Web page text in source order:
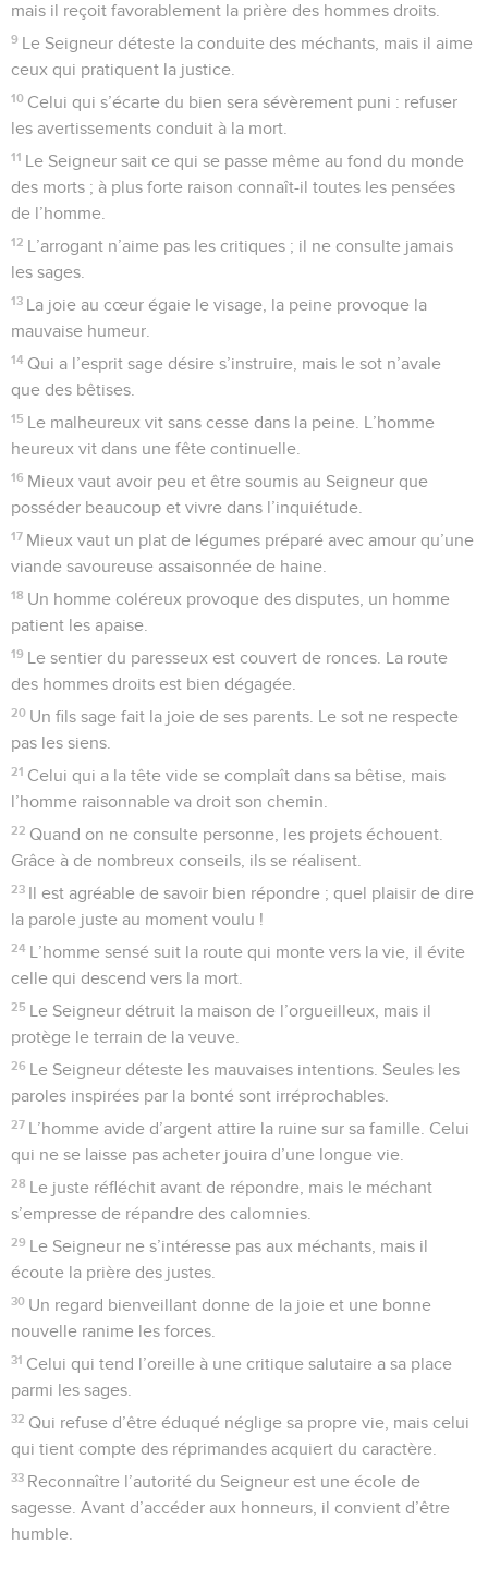
mais il reçoit favorablement la prière des hommes droits.
9 Le Seigneur déteste la conduite des méchants, mais il aime
ceux qui pratiquent la justice.
10 Celui qui s’écarte du bien sera sévèrement puni : refuser
les avertissements conduit à la mort.
11 Le Seigneur sait ce qui se passe même au fond du monde
des morts ; à plus forte raison connaît-il toutes les pensées
de l’homme.
12 L’arrogant n’aime pas les critiques ; il ne consulte jamais
les sages.
13 La joie au cœur égaie le visage, la peine provoque la
mauvaise humeur.
14 Qui a l’esprit sage désire s’instruire, mais le sot n’avale
que des bêtises.
15 Le malheureux vit sans cesse dans la peine. L’homme
heureux vit dans une fête continuelle.
16 Mieux vaut avoir peu et être soumis au Seigneur que
posséder beaucoup et vivre dans l’inquiétude.
17 Mieux vaut un plat de légumes préparé avec amour qu’une
viande savoureuse assaisonnée de haine.
18 Un homme coléreux provoque des disputes, un homme
patient les apaise.
19 Le sentier du paresseux est couvert de ronces. La route
des hommes droits est bien dégagée.
20 Un fils sage fait la joie de ses parents. Le sot ne respecte
pas les siens.
21 Celui qui a la tête vide se complaît dans sa bêtise, mais
l’homme raisonnable va droit son chemin.
22 Quand on ne consulte personne, les projets échouent.
Grâce à de nombreux conseils, ils se réalisent.
23 Il est agréable de savoir bien répondre ; quel plaisir de dire
la parole juste au moment voulu !
24 L’homme sensé suit la route qui monte vers la vie, il évite
celle qui descend vers la mort.
25 Le Seigneur détruit la maison de l’orgueilleux, mais il
protège le terrain de la veuve.
26 Le Seigneur déteste les mauvaises intentions. Seules les
paroles inspirées par la bonté sont irréprochables.
27 L’homme avide d’argent attire la ruine sur sa famille. Celui
qui ne se laisse pas acheter jouira d’une longue vie.
28 Le juste réfléchit avant de répondre, mais le méchant
s’empresse de répandre des calomnies.
29 Le Seigneur ne s’intéresse pas aux méchants, mais il
écoute la prière des justes.
30 Un regard bienveillant donne de la joie et une bonne
nouvelle ranime les forces.
31 Celui qui tend l’oreille à une critique salutaire a sa place
parmi les sages.
32 Qui refuse d’être éduqué néglige sa propre vie, mais celui
qui tient compte des réprimandes acquiert du caractère.
33 Reconnaître l’autorité du Seigneur est une école de
sagesse. Avant d’accéder aux honneurs, il convient d’être
humble.